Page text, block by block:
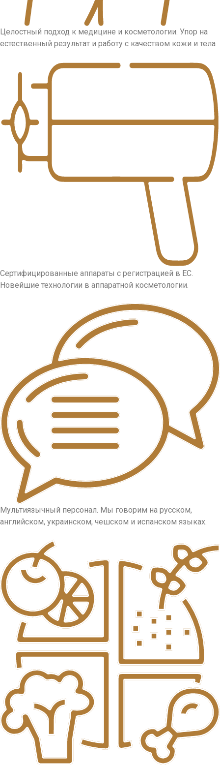
Целостный подход к медицине и косметологии. Упор на
естественный результат и работу с качеством кожи и тела
Сертифицированные аппараты с регистрацией в ЕС.
Новейшие технологии в аппаратной косметологии.
Мультиязычный персонал. Мы говорим на русском,
английском, украинском, чешском и испанском языках.